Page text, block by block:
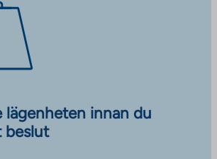
lägenheten innan du
beslut